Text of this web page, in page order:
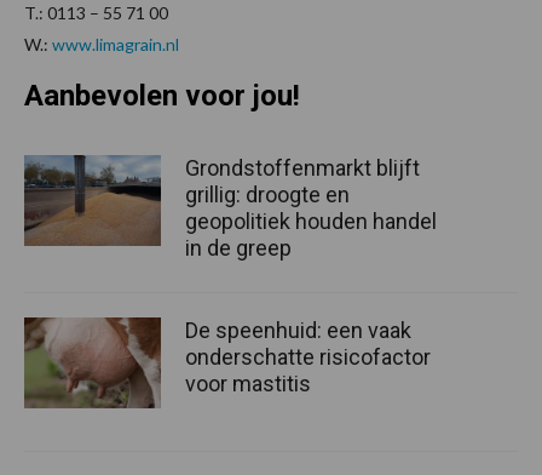
T.: 0113 – 55 71 00
W.: www.limagrain.nl
Aanbevolen voor jou!
Grondstoffenmarkt blijft
grillig: droogte en
geopolitiek houden handel
in de greep
De speenhuid: een vaak
onderschatte risicofactor
voor mastitis